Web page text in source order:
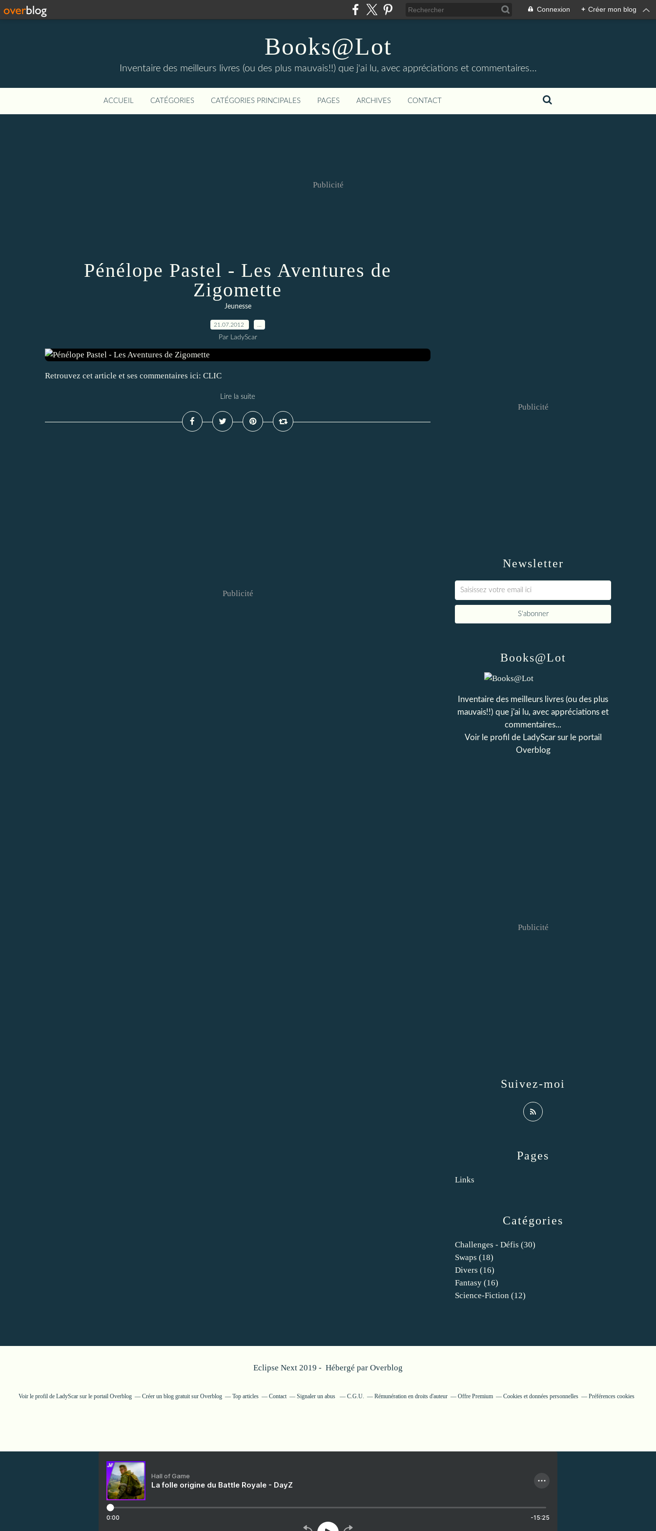
Connexion + Créer mon blog
Books@Lot
Inventaire des meilleurs livres (ou des plus mauvais!!) que j'ai lu, avec appréciations et commentaires...
ACCUEIL CATÉGORIES CATÉGORIES PRINCIPALES PAGES ARCHIVES CONTACT
Publicité
Pénélope Pastel - Les Aventures de
Zigomette
Jeunesse
21.07.2012
Par LadyScar
Retrouvez cet article et ses commentaires ici: CLIC
Lire la suite
Publicité
Newsletter
Publicité
Catégories
Challenges - Défis (30)
Swaps (18)
Divers (16)
Fantasy (16)
Science-Fiction (12)
Pages
Links
Books@Lot
Inventaire des meilleurs livres (ou des plus
mauvais!!) que j'ai lu, avec appréciations et
commentaires...
Voir le profil de LadyScarsur le portail
Overblog
Suivez-moi
Publicité
Eclipse Next 2019 - Hébergé par Overblog
Voir le profil de LadyScar sur le portail Overblog Créer un blog gratuit sur Overblog Top articles Contact Signaler un abus C.G.U. Rémunération en droits d'auteur Offre Premium Cookies et données personnelles Préférences cookies
Hall of Game
La folle origine du Battle Royale - DayZ
0:00 -15:25